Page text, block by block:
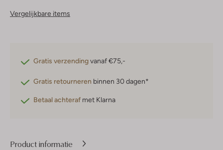
Vergelijkbare items
Gratis verzendingvanaf €75,-
Gratis retourneren binnen 30 dagen*
Betaal achteraf met Klarna
Product informatie